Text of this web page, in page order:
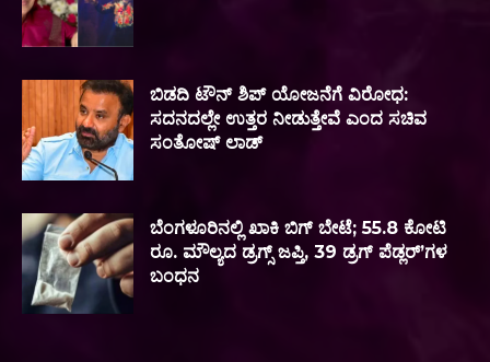
ಬಿಡದಿ ಟೌನ್ ಶಿಪ್ ಯೋಜನೆಗೆ ವಿರೋಧ:
ಸದನದಲ್ಲೇ ಉತ್ತರ ನೀಡುತ್ತೇವೆ ಎಂದ ಸಚಿವ
ಸಂತೋಷ್ ಲಾಡ್
ಬೆಂಗಳೂರಿನಲ್ಲಿ ಖಾಕಿ ಬಿಗ್ ಬೇಟೆ; 55.8 ಕೋಟಿ
ರೂ. ಮೌಲ್ಯದ ಡ್ರಗ್ಸ್ ಜಪ್ತಿ, 39 ಡ್ರಗ್ ಪೆಡ್ಲರ್ʼಗಳ
ಬಂಧನ